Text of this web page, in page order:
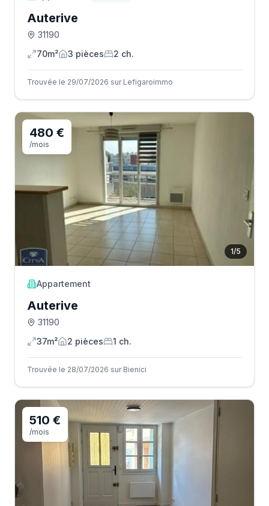
Auterive
31190
70m²
3 pièces 2 ch.
Trouvée le 29/07/2026 sur Lefigaroimmo
1/5
480 €
/mois
Appartement
Auterive
31190
37m²
2 pièces 1 ch.
Trouvée le 28/07/2026 sur Bienici
510 €
/mois